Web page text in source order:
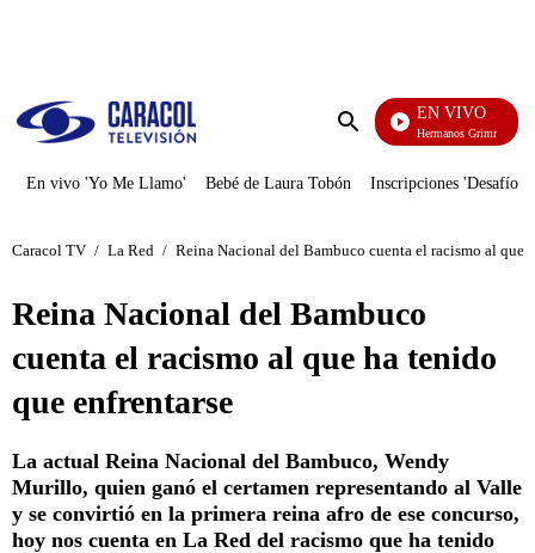
Enviar
EN VIVO
Cuentos De Los Hermanos Grimm
En vivo 'Yo Me Llamo' Bebé de Laura Tobón Inscripciones 'Desafío'
Caracol TV / La Red / Reina Nacional del Bambuco cuenta el racismo al que
Reina Nacional del Bambuco
cuenta el racismo al que ha tenido
que enfrentarse
La actual Reina Nacional del Bambuco, Wendy
Murillo, quien ganó el certamen representando al Valle
y se convirtió en la primera reina afro de ese concurso,
hoy nos cuenta en La Red del racismo que ha tenido